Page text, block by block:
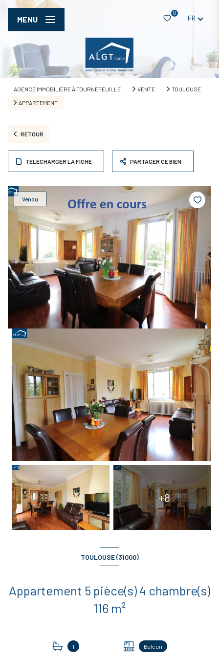
0
FR
MENU
AGENCE IMMOBILIÈRE À TOURNEFEUILLE VENTE
TOULOUSE
APPARTEMENT
RETOUR
TÉLÉCHARGER LA FICHE PARTAGER CE BIEN
Vendu
+8
TOULOUSE (31000)
Appartement 5 pièce(s) 4 chambre(s)
116 m²
1 Balcon